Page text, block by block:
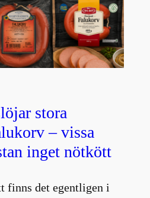
stora
– vissa
inget nötkött
finns det egentligen i